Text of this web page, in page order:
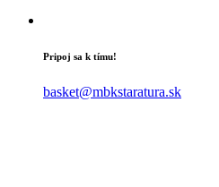
Pripoj sa k tímu!
basket@mbkstaratura.sk